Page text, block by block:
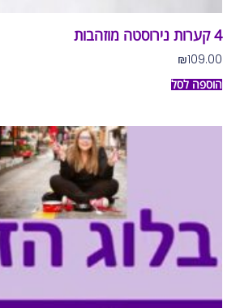
4 קערות נירוסטה מוזהבות
₪109.00
הוספה לסל